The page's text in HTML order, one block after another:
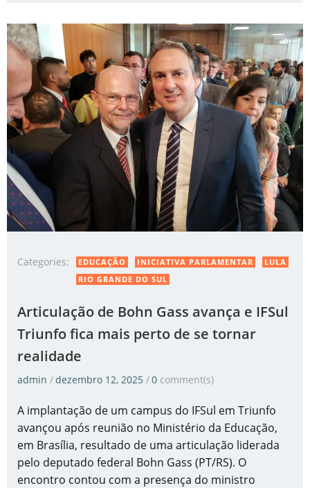
Categories: EDUCAÇÃO INICIATIVA PARLAMENTAR
LULA
RIO GRANDE DO SUL
Articulação de Bohn Gass avança e IFSul
Triunfo fica mais perto de se tornar
realidade
admin /dezembro 12, 2025 /0 comment(s)
A implantação de um campus do IFSul em Triunfo
avançou após reunião no Ministério da Educação,
em Brasília, resultado de uma articulação liderada
pelo deputado federal Bohn Gass (PT/RS). O
encontro contou com a presença do ministro